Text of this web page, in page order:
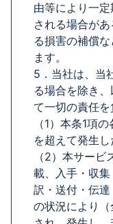
由等により一
される場合が
る損害の補償
ます。
5．当社は、当
る場合を除き
て一切の責任を
（1）本条1項
を超えて発生
（2）本サー
載、入手・収
訳・送付・伝
の状況により